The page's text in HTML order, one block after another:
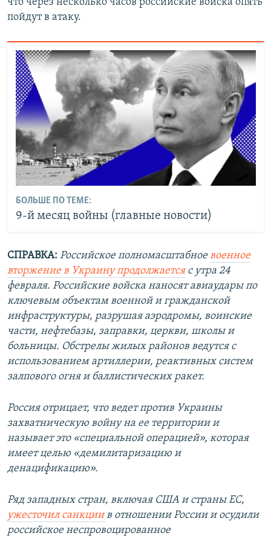
пойдут в атаку.
БОЛЬШЕ ПО ТЕМЕ:
9-й месяц войны (главные новости)
СПРАВКА: Российское полномасштабноевоенное
вторжение в Украину продолжаетсяс утра 24
февраля. Российские войска наносят авиаудары по
ключевым объектам военной и гражданской
инфраструктуры, разрушая аэродромы, воинские
части, нефтебазы, заправки, церкви, школы и
больницы. Обстрелы жилых районов ведутся с
использованием артиллерии, реактивных систем
залпового огня и баллистических ракет.
Россия отрицает, что ведет против Украины
захватническую войну на ее территории и
называет это «специальной операцией», которая
имеет целью «демилитаризацию и
денацификацию».
Ряд западных стран, включая США и страны ЕС,
ужесточил санкциив отношении России и осудили
российское неспровоцированное